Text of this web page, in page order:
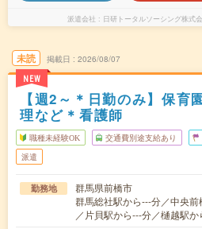
派遣会社 日研トータルソーシング株式
未読
NEW
掲載日 2026/08/07
【週2～＊日勤のみ】保育
理など＊看護師
職種未経験OK 交通費別途支給あり
派遣
勤務地
群馬県前橋市
群馬総社駅から---分／中央
／片貝駅から---分／樋越駅か